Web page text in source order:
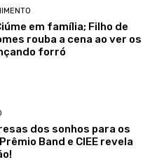
em família; Filho de
rouba a cena ao ver os
forró
dos sonhos para os
Band e CIEE revela